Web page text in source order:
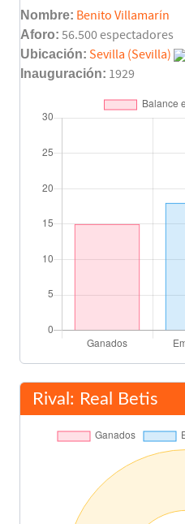
Final del partido
Nombre: Benito Villamarín
Aforo: 56.500 espectadores
Ubicación: Sevilla (Sevilla)
Inauguración: 1929
Rival: Real Betis